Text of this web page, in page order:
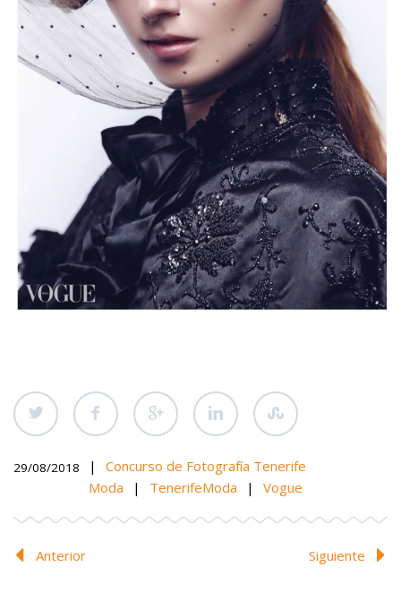
29/08/2018 |
Concurso de Fotografía Tenerife
Moda
| TenerifeModa | Vogue
Anterior Siguiente